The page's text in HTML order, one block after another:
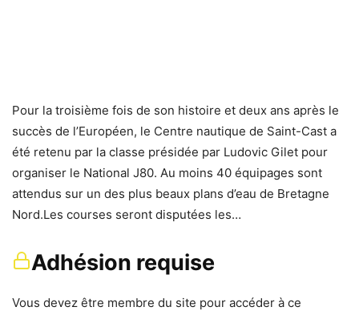
Pour la troisième fois de son histoire et deux ans après le
succès de l’Européen, le Centre nautique de Saint-Cast a
été retenu par la classe présidée par Ludovic Gilet pour
organiser le National J80. Au moins 40 équipages sont
attendus sur un des plus beaux plans d’eau de Bretagne
Nord.Les courses seront disputées les…
Adhésion requise
Vous devez être membre du site pour accéder à ce